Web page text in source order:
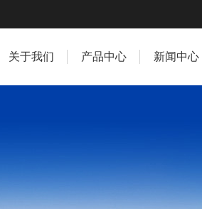
关于我们 产品中心 新闻中心